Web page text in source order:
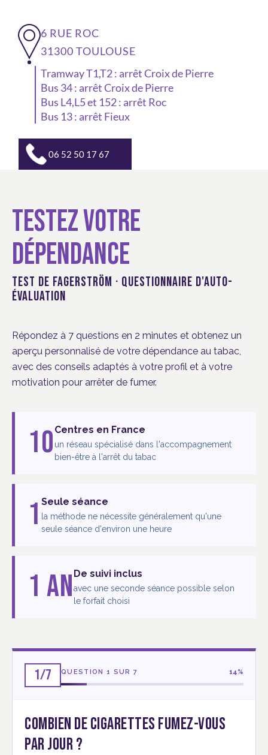
6 RUE ROC
31300 TOULOUSE
Tramway T1,T2 : arrêt Croix de Pierre
Bus 34 : arrêt Croix de Pierre
Bus L4,L5 et 152 : arrêt Roc
Bus 13 : arrêt Fieux
06 52 50 17 67
TESTEZ VOTRE
DÉPENDANCE
TEST DE FAGERSTRÖM · QUESTIONNAIRE D'AUTO-
ÉVALUATION
Répondez à 7 questions en 2 minutes et obtenez un
aperçu personnalisé de votre dépendance au tabac,
avec des conseils adaptés à votre profil et à votre
motivation pour arrêter de fumer.
10 Centres en France
un réseau spécialisé dans l'accompagnement
bien-être à l'arrêt du tabac
1 Seule séance
la méthode ne nécessite généralement qu'une
seule séance d'environ une heure
1 an De suivi inclus
avec une seconde séance possible selon
le forfait choisi
1/7 QUESTION 1 SUR 7 14%
Combien de cigarettes fumez-vous
par jour ?